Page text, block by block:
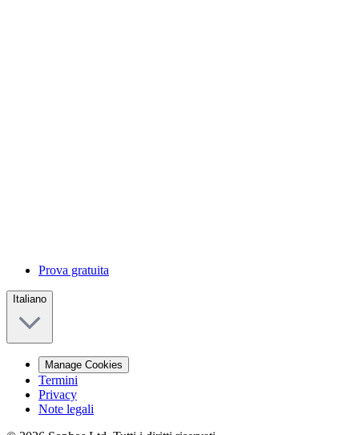
Prova gratuita
Italiano
Manage Cookies
Termini
Privacy
Note legali